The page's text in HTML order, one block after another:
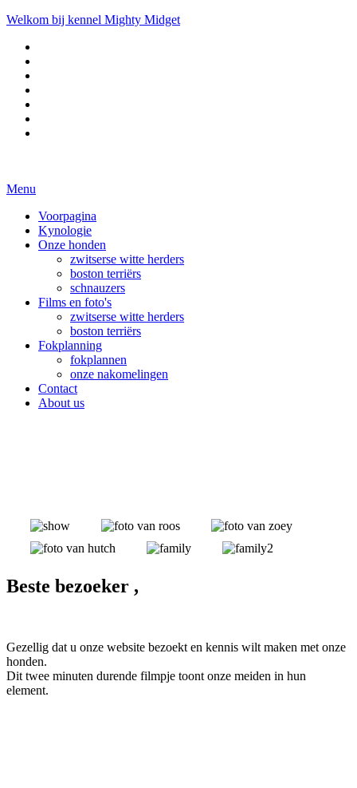
Welkom bij kennel Mighty Midget
Menu
Voorpagina
Kynologie
Onze honden
zwitserse witte herders
boston terriërs
schnauzers
Films en foto's
zwitserse witte herders
boston terriërs
Fokplanning
fokplannen
onze nakomelingen
Contact
About us
Beste bezoeker ,
Gezellig dat u onze website bezoekt en kennis wilt maken met onze
honden.
Dit twee minuten durende filmpje toont onze meiden in hun
element.